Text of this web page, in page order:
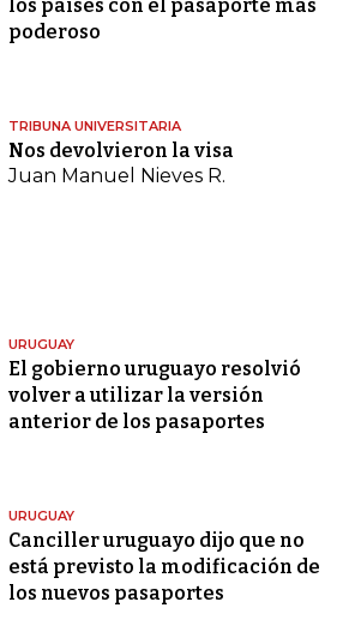
los países con el pasaporte más
poderoso
TRIBUNA UNIVERSITARIA
Nos devolvieron la visa
Juan Manuel Nieves R.
URUGUAY
El gobierno uruguayo resolvió
volver a utilizar la versión
anterior de los pasaportes
URUGUAY
Canciller uruguayo dijo que no
está previsto la modificación de
los nuevos pasaportes